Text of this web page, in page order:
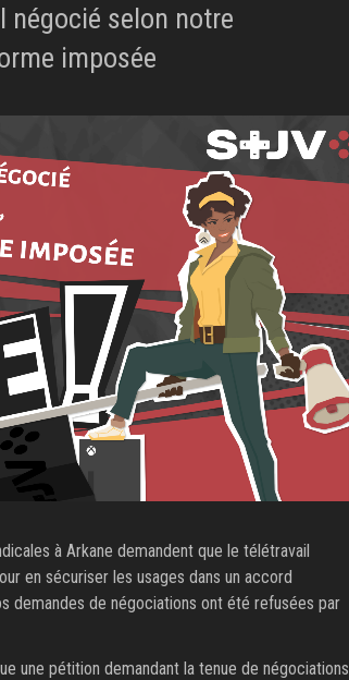
négocié selon notre
imposée
à Arkane demandent que le télétravail
en sécuriser les usages dans un accord
demandes de négociations ont été refusées par
une pétition demandant la tenue de négociations